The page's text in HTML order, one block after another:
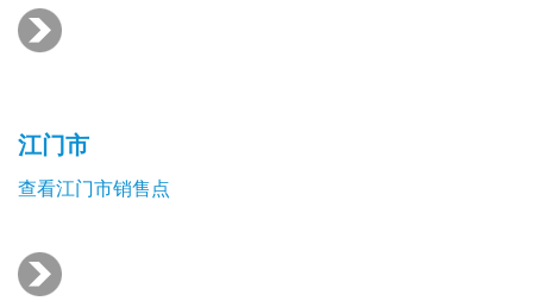
江门市
查看江门市销售点